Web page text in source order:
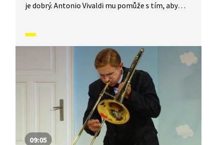
je dobrý. Antonio Vivaldi mu pomůže s tím, aby
09:05